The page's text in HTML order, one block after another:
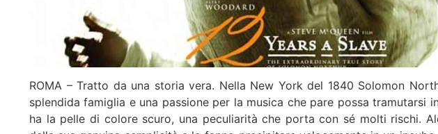
ROMA – Tratto da una storia vera. Nella New York del 1840 Solomon
splendida famiglia e una passione per la musica che pare possa tramutarsi
ha la pelle di colore scuro, una peculiarità che porta con sé molti rischi.